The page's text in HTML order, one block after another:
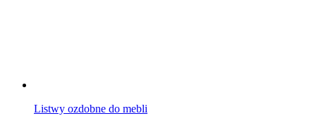
Listwy ozdobne do mebli